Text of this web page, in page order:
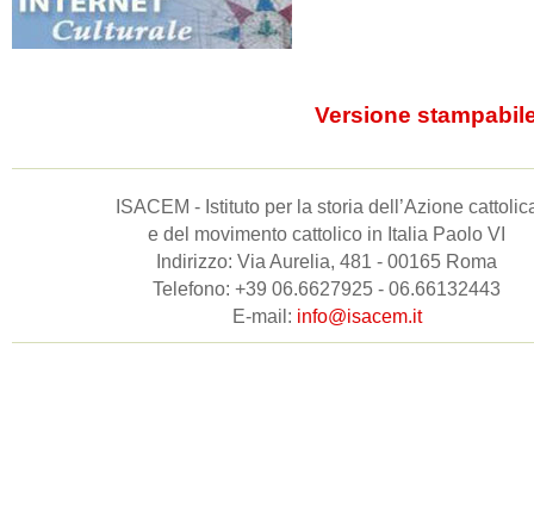
Versione
ISACEM - Istituto per la storia dell’Azione
e del movimento cattolico in Italia Paolo VI
Indirizzo: Via Aurelia, 481 - 00165 Roma
Telefono: +39 06.6627925 - 06.66132443
E-mail: info@isacem.it